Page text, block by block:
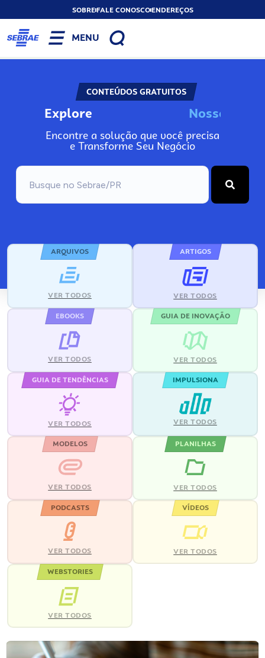
SOBREFALE CONOSCOENDEREÇOS
MENU
CONTEÚDOS GRATUITOS
Explore Noss
Encontre a solução que você precisa
e Transforme Seu Negócio
ARQUIVOS
VER TODOS
ARTIGOS
VER TODOS
EBOOKS
VER TODOS
GUIA DE INOVAÇÃO
VER TODOS
GUIA DE TENDÊNCIAS
VER TODOS
IMPULSIONA
VER TODOS
MODELOS
VER TODOS
PLANILHAS
VER TODOS
PODCASTS
VER TODOS
VÍDEOS
VER TODOS
WEBSTORIES
VER TODOS